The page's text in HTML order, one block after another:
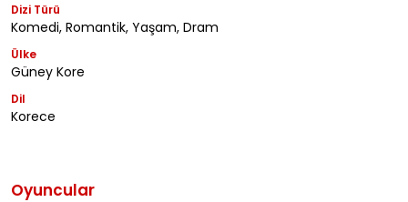
Dizi Türü
Komedi, Romantik, Yaşam, Dram
Ülke
Güney Kore
Dil
Korece
Oyuncular